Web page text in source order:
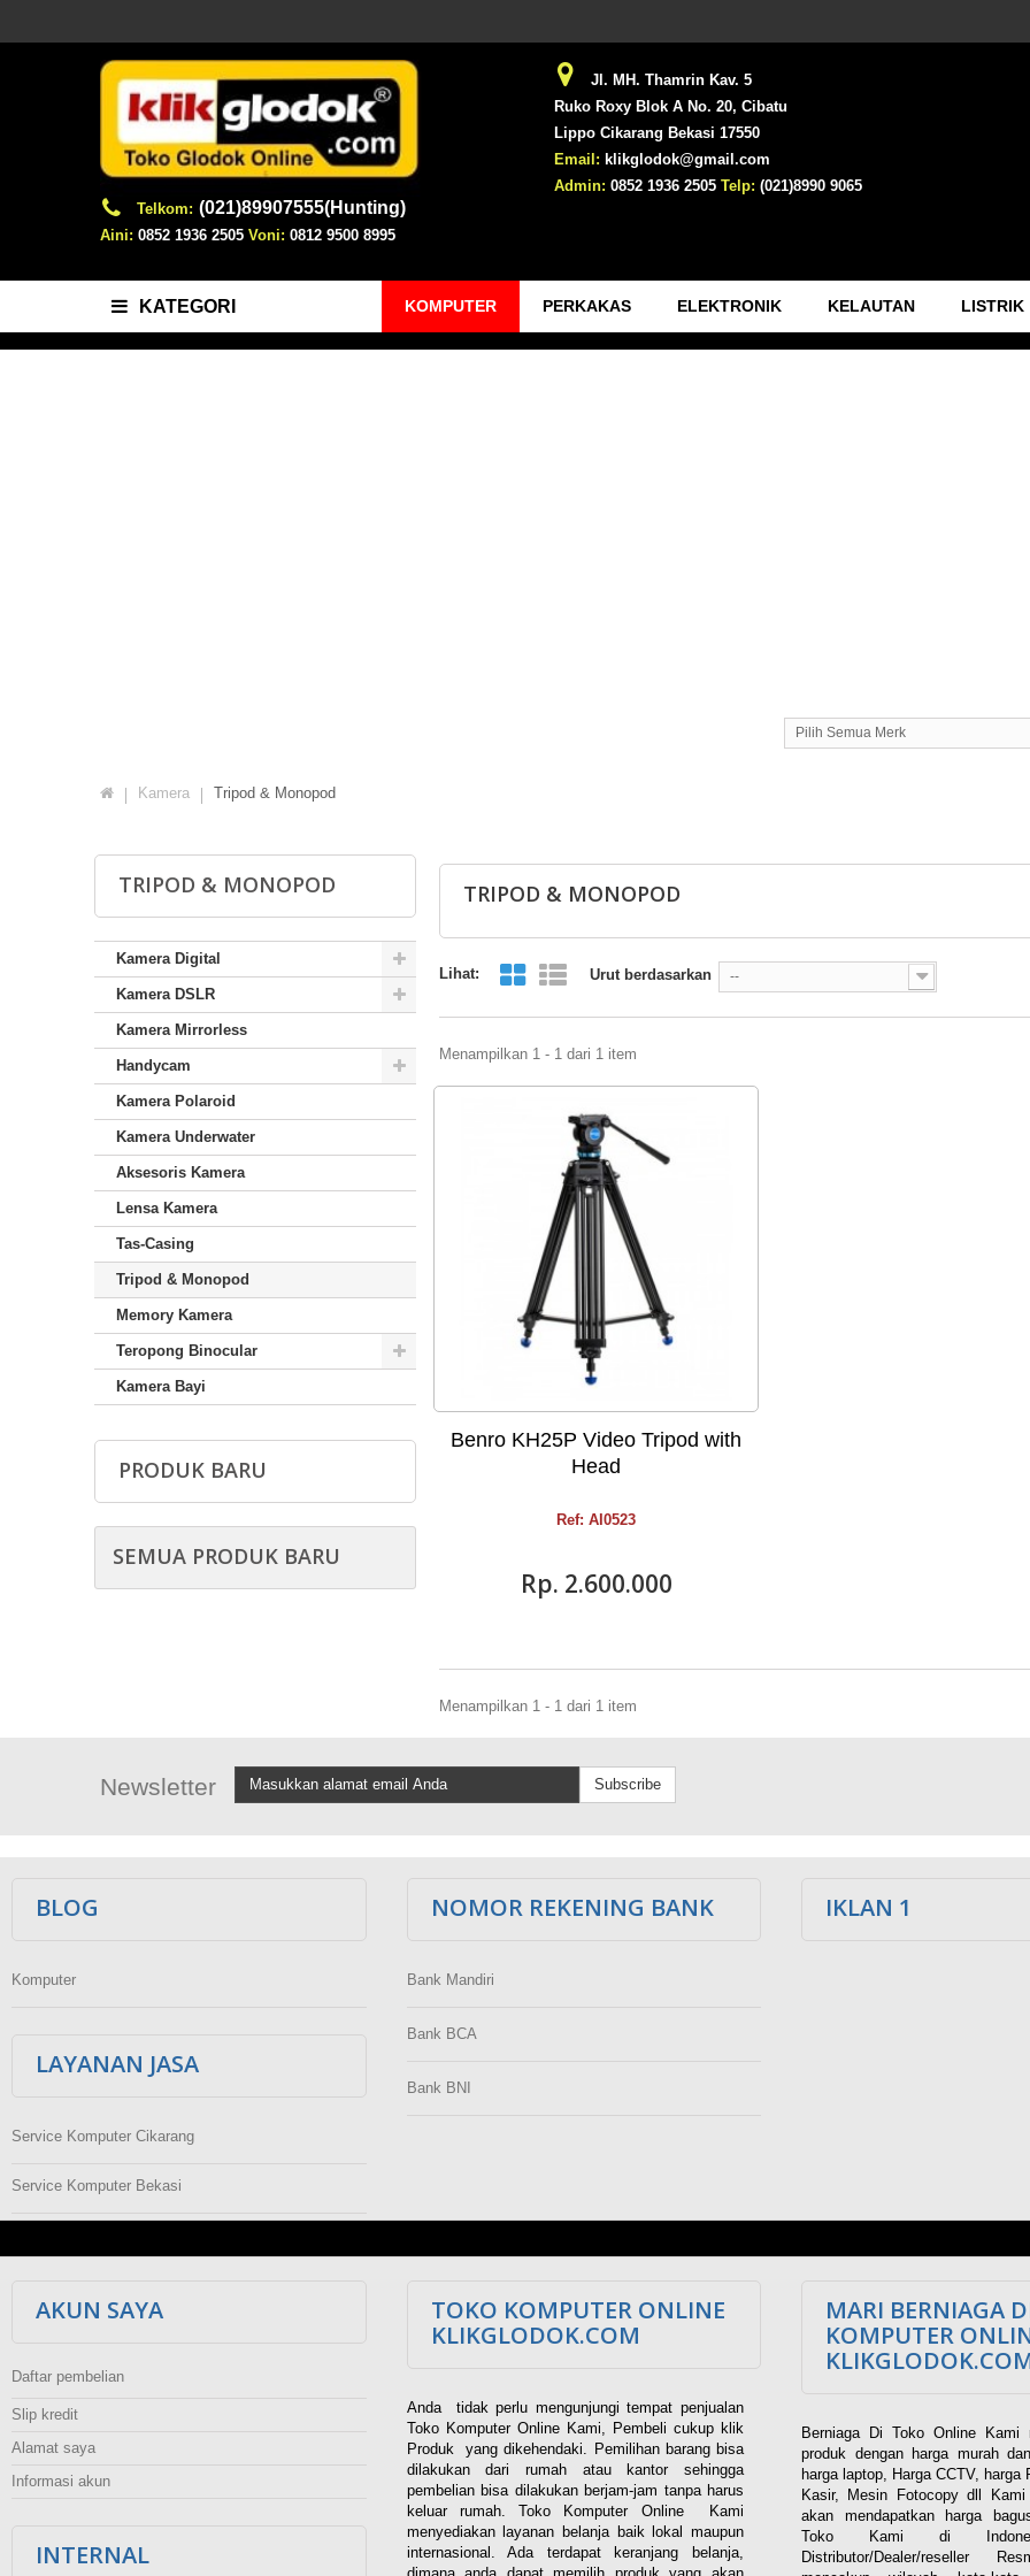
Telkom: (021)89907555(Hunting)
Aini: 0852 1936 2505 Voni: 0812 9500 8995
Jl. MH. Thamrin Kav. 5
Ruko Roxy Blok A No. 20, Cibatu
Lippo Cikarang Bekasi 17550
Email: klikglodok@gmail.com
Admin: 0852 1936 2505 Telp: (021)8990 9065
KATEGORI KOMPUTER PERKAKAS ELEKTRONIK KELAUTAN LISTRIK
Pilih Semua Merk
Kamera Tripod & Monopod
TRIPOD & MONOPOD
Kamera Digital
Kamera DSLR
Kamera Mirrorless
Handycam
Kamera Polaroid
Kamera Underwater
Aksesoris Kamera
Lensa Kamera
Tas-Casing
Tripod & Monopod
Memory Kamera
Teropong Binocular
Kamera Bayi
PRODUK BARU
SEMUA PRODUK BARU
TRIPOD & MONOPOD
Lihat: Urut berdasarkan --
Menampilkan 1 - 1 dari 1 item
Benro KH25P Video Tripod with
Head
Ref: AI0523
Rp‎. 2.600.000
Menampilkan 1 - 1 dari 1 item
Newsletter Subscribe
BLOG
Komputer
LAYANAN JASA
Service Komputer Cikarang
Service Komputer Bekasi
NOMOR REKENING BANK
Bank Mandiri
Bank BCA
Bank BNI
IKLAN 1
AKUN SAYA
Daftar pembelian
Slip kredit
Alamat saya
Informasi akun
INTERNAL
TOKO KOMPUTER ONLINE
KLIKGLODOK.COM
Anda tidak perlu mengunjungi tempat penjualan
Toko Komputer Online Kami, Pembeli cukup klik
Produk yang dikehendaki. Pemilihan barang bisa
dilakukan dari rumah atau kantor sehingga
pembelian bisa dilakukan berjam-jam tanpa harus
keluar rumah. Toko Komputer Online Kami
menyediakan layanan belanja baik lokal maupun
internasional. Ada terdapat keranjang belanja,
MARI BERNIAGA
KOMPUTER
Berniaga Di Toko Online Kami
produk dengan harga murah
harga laptop, Harga CCTV, harga
Kasir, Mesin Fotocopy dll Kami
akan mendapatkan harga
Toko Kami di
Distributor/Dealer/reseller